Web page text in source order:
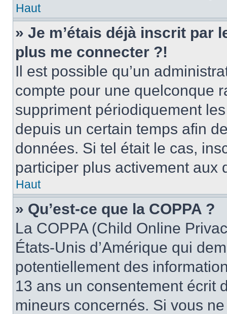
Haut
» Je m’étais déjà inscrit par
plus me connecter ?!
Il est possible qu’un
compte pour une quelconque
suppriment périodiquement
depuis un certain temps afin
données. Si tel était le cas,
participer plus activement aux
Haut
» Qu’est-ce que la COPPA ?
La COPPA (Child Online
États-Unis d’Amérique qui
potentiellement des
13 ans un consentement écrit
mineurs concernés. Si vous